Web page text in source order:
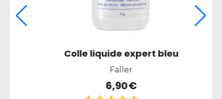
Peinture Acrylic 033 noir mat